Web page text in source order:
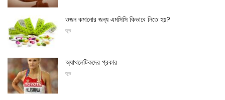
ওজন কমানোর জন্য এমসিসি কিভাবে নিতে হয়?
জুত
অ্যাথলেটিকদের প্রকার
জুত